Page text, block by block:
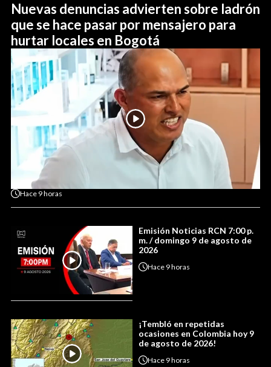
Nuevas denuncias advierten sobre ladrón
que se hace pasar por mensajero para
hurtar locales en Bogotá
Hace 9 horas
Emisión Noticias RCN 7:00 p.
m. / domingo 9 de agosto de
2026
Hace 9 horas
¡Tembló en repetidas
ocasiones en Colombia hoy 9
de agosto de 2026!
Hace 9 horas